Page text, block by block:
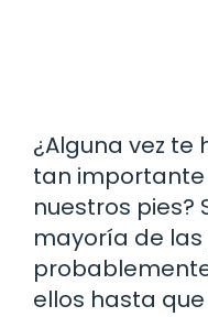
¿Alguna vez
tan importante
nuestros pies?
mayoría de
ellos hasta